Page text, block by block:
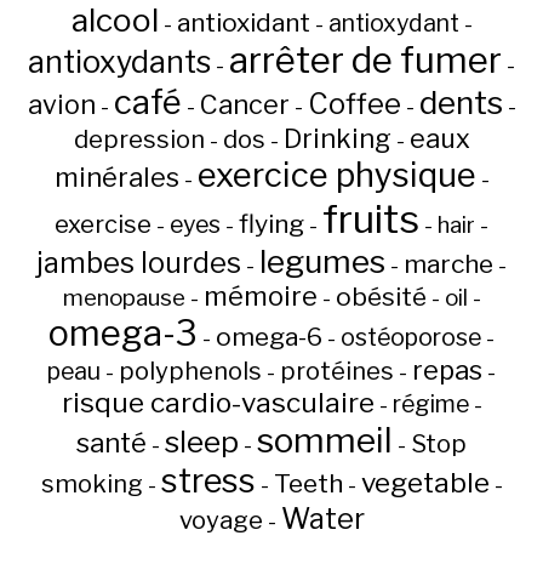
alcool - antioxidant - antioxydant -
antioxydants - arrêter de fumer -
avion - café - Cancer - Coffee - dents -
depression - dos - Drinking - eaux
minérales - exercice physique -
exercise - eyes - flying - fruits - hair -
jambes lourdes - legumes - marche -
menopause - mémoire - obésité - oil -
omega-3 - omega-6 - ostéoporose -
peau - polyphenols - protéines - repas -
risque cardio-vasculaire - régime-
santé - sleep - sommeil - Stop
smoking - stress - Teeth - vegetable -
voyage - Water